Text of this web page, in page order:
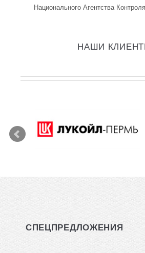
Национального Агентства
НАШИ
СПЕЦПРЕДЛОЖЕНИЯ